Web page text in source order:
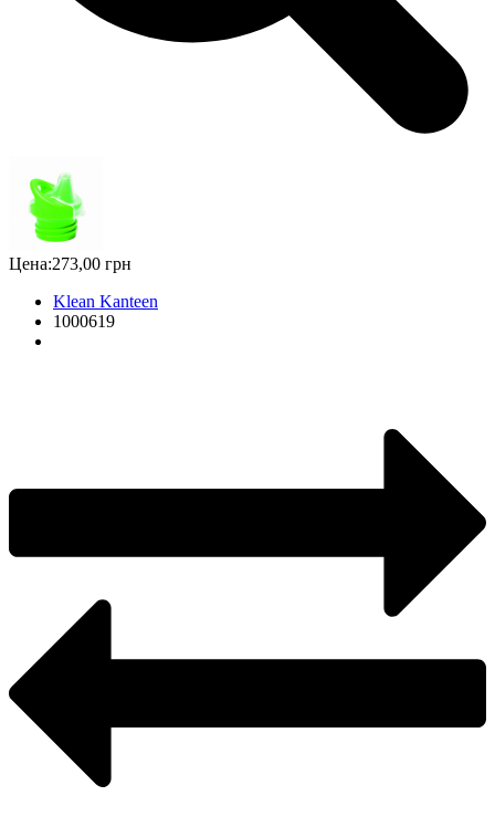
Цена:273,00 грн
Klean Kanteen
1000619